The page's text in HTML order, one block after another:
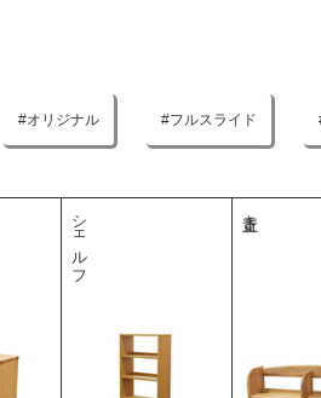
オリジナル フルスライド
シェルフ 上置き